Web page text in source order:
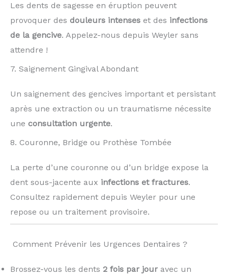
Les dents de sagesse en éruption peuvent
provoquer des douleurs intenses et des infections
de la gencive. Appelez-nous depuis Weyler sans
attendre !
7. Saignement Gingival Abondant
Un saignement des gencives important et persistant
après une extraction ou un traumatisme nécessite
une consultation urgente.
8. Couronne, Bridge ou Prothèse Tombée
La perte d’une couronne ou d’un bridge expose la
dent sous-jacente aux infections et fractures.
Consultez rapidement depuis Weyler pour une
repose ou un traitement provisoire.
️ Comment Prévenir les Urgences Dentaires ?
Brossez-vous les dents 2 fois par jour avec un